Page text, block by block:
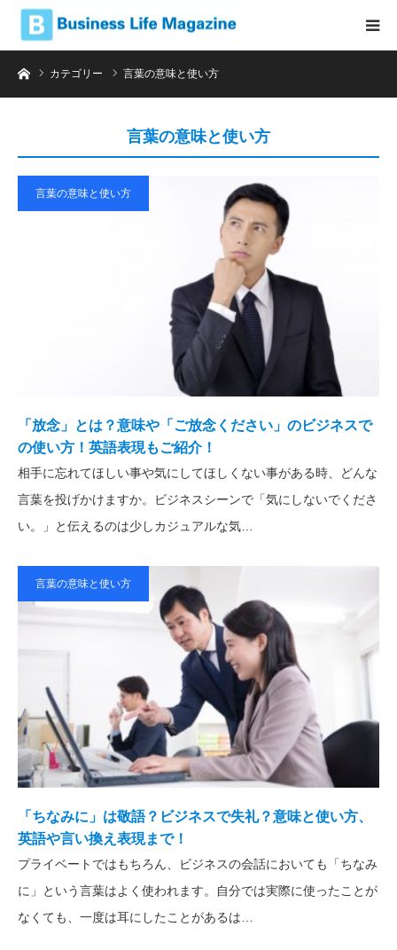
ホームカテゴリー 言葉の意味と使い方
言葉の意味と使い方
言葉の意味と使い方
「放念」とは？意味や「ご放念ください」のビジネスで
の使い方！英語表現もご紹介！
相手に忘れてほしい事や気にしてほしくない事がある時、どんな
言葉を投げかけますか。ビジネスシーンで「気にしないでくださ
い。」と伝えるのは少しカジュアルな気…
言葉の意味と使い方
「ちなみに」は敬語？ビジネスで失礼？意味と使い方、
英語や言い換え表現まで！
プライベートではもちろん、ビジネスの会話においても「ちなみ
に」という言葉はよく使われます。自分では実際に使ったことが
なくても、一度は耳にしたことがあるは…